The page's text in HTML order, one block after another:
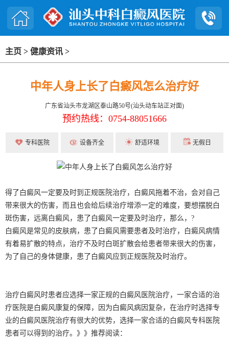
主页 > 健康资讯 >
中年人身上长了白癜风怎么治疗好
广东省汕头市龙湖区泰山路50号(汕头动车站正对面)
预约热线：0754-88051666
专科医院 设备齐全 舒适环境 无假日
得了白癜风一定要及时到正规医院治疗，白癜风拖着不治，会对自己
带来很大的伤害，而且也会给后续治疗增添一定的难度，要想摆脱白
斑伤害，远离白癜风，患了白癜风一定要及时治疗，那么，?
白癜风是常见的皮肤病，患了白癜风需要患者及时治疗，白癜风病情
有着易扩散的特点，治疗不及时白斑扩散会给患者带来很大的伤害，
为了自己的身体健康，患了白癜风应到正规医院及时治疗。
治疗白癜风时患者应选择一家正规的白癜风医院治疗，一家合适的治
疗医院是白癜风康复的保障，因为白癜风病因复杂，在治疗时选择专
业的白癜风医院治疗有很大的优势，选择一家合适的白癜风专科医院
患者可以得到的治疗。》》推荐阅读：